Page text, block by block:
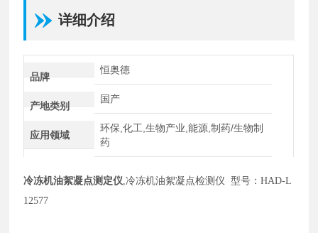
详细介绍
品牌
恒奥德
产地类别
国产
应用领域
环保,化工,生物产业,能源,制药/生物制
药
冷冻机油絮凝点测定仪 ,冷冻机油絮凝点检测仪 型号：HAD-L
12577